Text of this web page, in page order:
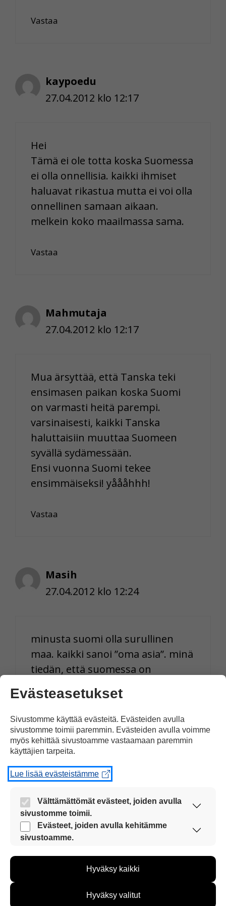
Vastaa
kaypoedu
27.04.2012 klo 12:17
Hei
Tämä ei ole totta koska Suomessa
ei olla onnellisia. kaikki ihmiset
haluavat rikastua mutta ei voi olla
onnellinen samaan aikaan.
melkein koko maailmassa sama.
Vastaa
Mahmutaja
27.04.2012 klo 12:17
Mua ärsyttää, että Tanska teki
ensimasen paikan koska Suomi
on varmasti heitä parempi.
varsinaisesti, kaikki Tanska
haluttaisiin muuttaa Suomeen
syvällä sydämessään.
Ensi vuonna Suomi tekee
ensimmäiseksi! yåååhhh!
Vastaa
Masih
27.04.2012 klo 12:24
minusta suomi olla surullinen
maa. kaikki sanoi ”oma asia”. minä
tiedän, että suomessa on
mutta ihmisiä aina juovat
alkoholia.mutta suomessa paljon
kaunis tyttöjä. myös hyviä poikia.
Murad
27.04.2012 klo 12:25
maailman onnellisin maa.
Evästeasetukset
Sivustomme käyttää evästeitä. Evästeiden avulla
sivustomme toimii paremmin. Evästeiden avulla voimme
myös kehittää sivustoamme vastaamaan paremmin
käyttäjien tarpeita.
Lue lisää evästeistämme
Välttämättömät evästeet, joiden avulla
sivustomme toimii.
Nämä evästeet ovat aina käytössä, jotta
sivustoamme voi käyttää sujuvasti ja turvallisesti.
Evästeet, joiden avulla kehitämme
sivustoamme.
kehittää sivustoamme vastaamaan paremmin
kävijämääristä ja siitä, mitä sivuja käytetään ja
miten sivuilla liikutaan. Emme kuitenkaan kerää
Hyväksy kaikki
Hyväksy valitut